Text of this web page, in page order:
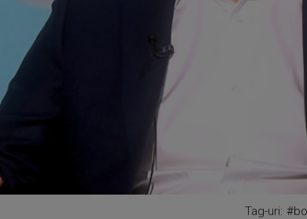
Tag-uri: